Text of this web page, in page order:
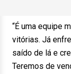
“É uma equipe
vitórias. Já
saído de lá e
Teremos de